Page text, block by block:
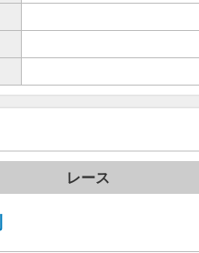
レース